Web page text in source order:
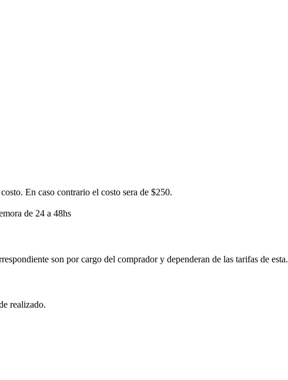
En caso contrario el costo sera de $250.
de 24 a 48hs
son por cargo del comprador y dependeran de las tarifas de esta.
realizado.